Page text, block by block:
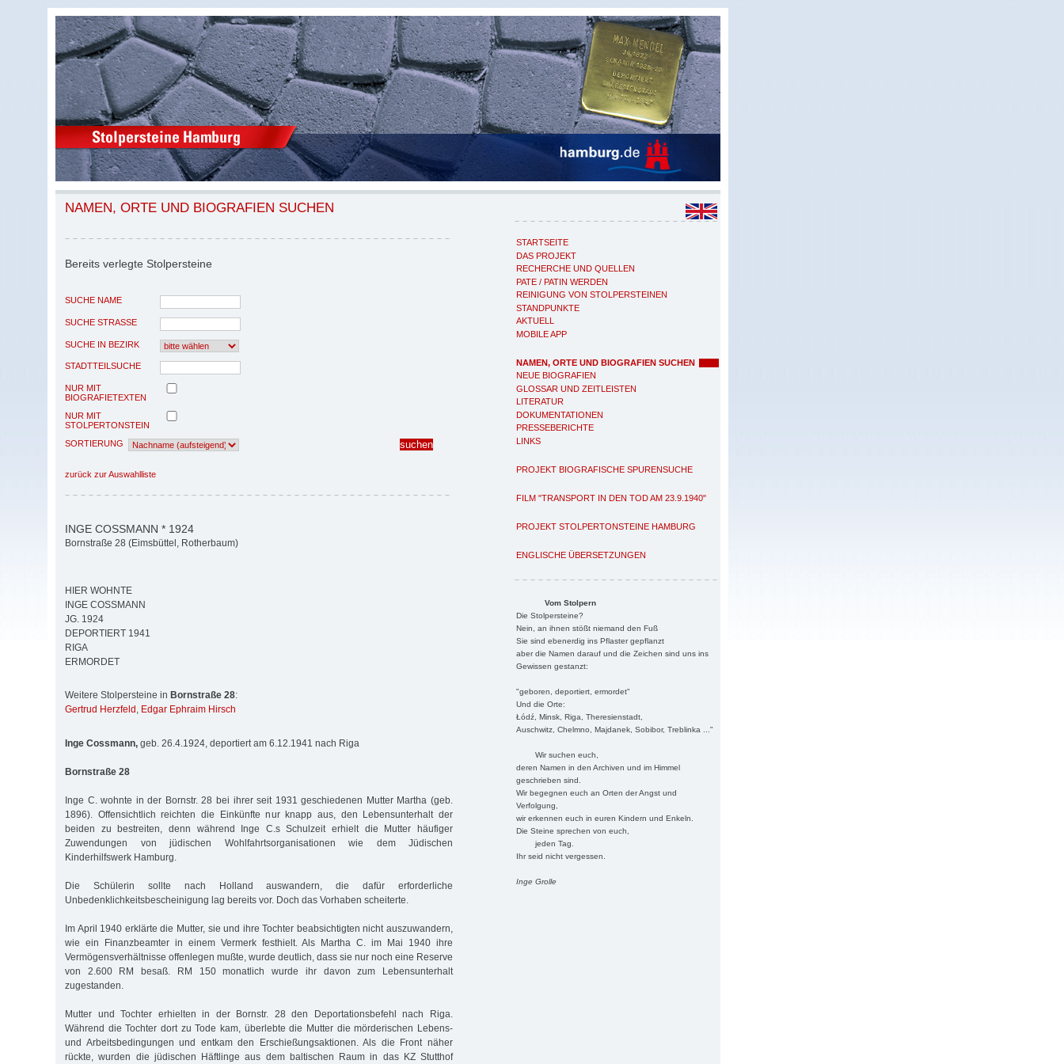
STARTSEITE
DAS PROJEKT
RECHERCHE UND QUELLEN
PATE / PATIN WERDEN
REINIGUNG VON STOLPERSTEINEN
STANDPUNKTE
AKTUELL
MOBILE APP
NAMEN, ORTE UND BIOGRAFIEN SUCHEN
NEUE BIOGRAFIEN
GLOSSAR UND ZEITLEISTEN
LITERATUR
DOKUMENTATIONEN
PRESSEBERICHTE
LINKS
PROJEKT BIOGRAFISCHE SPURENSUCHE
FILM "TRANSPORT IN DEN TOD AM 23.9.1940"
PROJEKT STOLPERTONSTEINE HAMBURG
ENGLISCHE ÜBERSETZUNGEN
Vom Stolpern
Die Stolpersteine?
Nein, an ihnen stößt niemand den Fuß
Sie sind ebenerdig ins Pflaster gepflanzt
aber die Namen darauf und die Zeichen sind uns ins
Gewissen gestanzt:
"geboren, deportiert, ermordet"
Und die Orte:
Łódź, Minsk, Riga, Theresienstadt,
Auschwitz, Chelmno, Majdanek, Sobibor, Treblinka ..."
Wir suchen euch,
deren Namen in den Archiven und im Himmel
geschrieben sind.
Wir begegnen euch an Orten der Angst und
Verfolgung,
wir erkennen euch in euren Kindern und Enkeln.
Die Steine sprechen von euch,
jeden Tag.
Ihr seid nicht vergessen.
Inge Grolle
NAMEN, ORTE UND BIOGRAFIEN SUCHEN
Bereits verlegte Stolpersteine
SUCHE NAME
SUCHE STRASSE
SUCHE IN BEZIRK
STADTTEILSUCHE
NUR MIT
BIOGRAFIETEXTEN
NUR MIT
STOLPERTONSTEIN
SORTIERUNG
zurück zur Auswahlliste
INGE COSSMANN * 1924
Bornstraße 28 (Eimsbüttel, Rotherbaum)
HIER WOHNTE
INGE COSSMANN
JG. 1924
DEPORTIERT 1941
RIGA
ERMORDET
Weitere Stolpersteine in Bornstraße 28:
Gertrud Herzfeld , Edgar Ephraim Hirsch
Inge Cossmann, geb. 26.4.1924, deportiert am 6.12.1941 nach Riga
Bornstraße 28
Inge C. wohnte in der Bornstr. 28 bei ihrer seit 1931 geschiedenen Mutter Martha (geb.
1896). Offensichtlich reichten die Einkünfte nur knapp aus, den Lebensunterhalt der
beiden zu bestreiten, denn während Inge C.s Schulzeit erhielt die Mutter häufiger
Zuwendungen von jüdischen Wohlfahrtsorganisationen wie dem Jüdischen
Kinderhilfswerk Hamburg.
Die Schülerin sollte nach Holland auswandern, die dafür erforderliche
Unbedenklichkeitsbescheinigung lag bereits vor. Doch das Vorhaben scheiterte.
Im April 1940 erklärte die Mutter, sie und ihre Tochter beabsichtigten nicht auszuwandern,
wie ein Finanzbeamter in einem Vermerk festhielt. Als Martha C. im Mai 1940 ihre
Vermögensverhältnisse offenlegen mußte, wurde deutlich, dass sie nur noch eine Reserve
von 2.600 RM besaß. RM 150 monatlich wurde ihr davon zum Lebensunterhalt
zugestanden.
Mutter und Tochter erhielten in der Bornstr. 28 den Deportationsbefehl nach Riga.
Während die Tochter dort zu Tode kam, überlebte die Mutter die mörderischen Lebens-
und Arbeitsbedingungen und entkam den Erschießungsaktionen. Als die Front näher
rückte, wurden die jüdischen Häftlinge aus dem baltischen Raum in das KZ Stutthof